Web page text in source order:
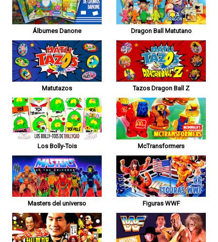
Álbumes Danone Dragon Ball Matutano
Matutazos Tazos Dragon Ball Z
Los Bolly-Tois McTransformers
Masters del universo Figuras WWF